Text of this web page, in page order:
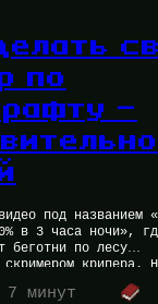
по
—
под названием
в 3 часа ночи»,
беготни по лесу
скримером крипера.
а…
7 минут